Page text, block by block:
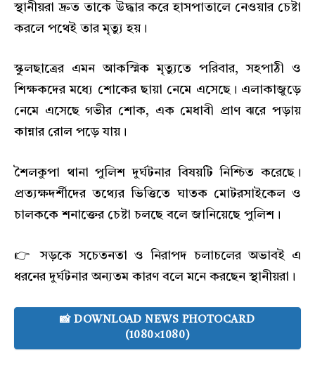
স্থানীয়রা দ্রুত তাকে উদ্ধার করে হাসপাতালে নেওয়ার চেষ্টা
করলে পথেই তার মৃত্যু হয়।
স্কুলছাত্রের এমন আকস্মিক মৃত্যুতে পরিবার, সহপাঠী ও
শিক্ষকদের মধ্যে শোকের ছায়া নেমে এসেছে। এলাকাজুড়ে
নেমে এসেছে গভীর শোক, এক মেধাবী প্রাণ ঝরে পড়ায়
কান্নার রোল পড়ে যায়।
শৈলকুপা থানা পুলিশ দুর্ঘটনার বিষয়টি নিশ্চিত করেছে।
প্রত্যক্ষদর্শীদের তথ্যের ভিত্তিতে ঘাতক মোটরসাইকেল ও
চালককে শনাক্তের চেষ্টা চলছে বলে জানিয়েছে পুলিশ।
👉 সড়কে সচেতনতা ও নিরাপদ চলাচলের অভাবই এ
ধরনের দুর্ঘটনার অন্যতম কারণ বলে মনে করছেন স্থানীয়রা।
📸 DOWNLOAD NEWS PHOTOCARD
(1080×1080)